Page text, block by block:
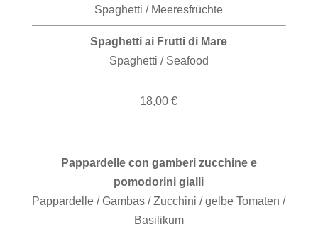
Spaghetti / Meeresfrüchte
Spaghetti ai Frutti di Mare
Spaghetti / Seafood
18,00 €
Pappardelle con gamberi zucchine e
pomodorini gialli
Pappardelle / Gambas / Zucchini / gelbe Tomaten /
Basilikum